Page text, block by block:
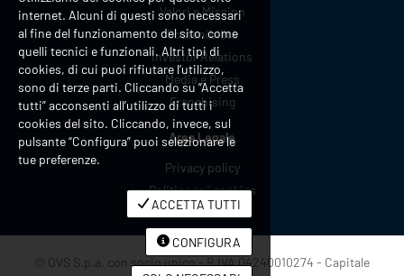
Valori e Mission
Sostenibilità
Investor Relations
Media e Press
Franchising
Area Legale
Privacy policy
Politica sui cookies
© OVS S.p.a. con socio unico - P.IVA 04240010274 - Capitale
internet. Alcuni di questi sono necessari
al fine del funzionamento del sito, come
quelli tecnici e funzionali. Altri tipi di
cookies, di cui puoi rifiutare l’utilizzo,
sono di terze parti. Cliccando su “Accetta
tutti” acconsenti all’utilizzo di tutti i
cookies del sito. Cliccando, invece, sul
pulsante “Configura” puoi selezionare le
tue preferenze.
ACCETTA TUTTI
CONFIGURA